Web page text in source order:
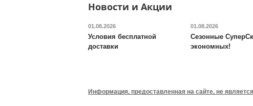
Новости и Акции
01.08.2026
Условия бесплатной
доставки
01.08.2026
Сезонные
экономных!
Информация, предоставленная на сайте, не